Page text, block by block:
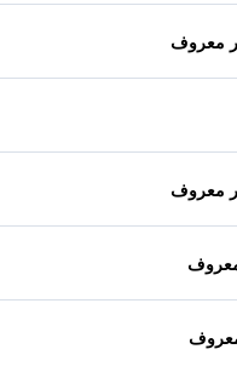
معروف